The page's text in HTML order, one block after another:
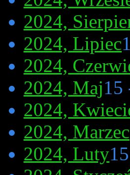
2024,
2024, Lipiec
2024,
2024, Maj15
2024,
2024, Marzec
2024, Luty